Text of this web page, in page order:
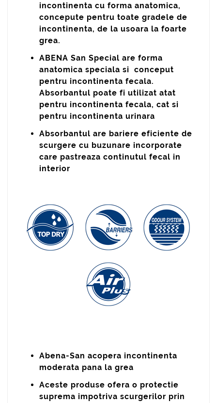
incontinenta cu forma anatomica,
concepute pentru toate gradele de
incontinenta, de la usoara la foarte
grea.
ABENA San Special are forma
anatomica speciala si conceput
pentru incontinenta fecala.
Absorbantul poate fi utilizat atat
pentru incontinenta fecala, cat si
pentru incontinenta urinara
Absorbantul are bariere eficiente de
scurgere cu buzunare incorporate
care pastreaza continutul fecal in
interior
Abena-San acopera incontinenta
moderata pana la grea
Aceste produse ofera o protectie
suprema impotriva scurgerilor prin